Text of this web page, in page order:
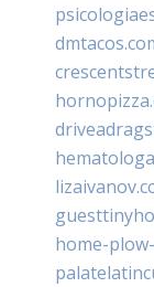
home-